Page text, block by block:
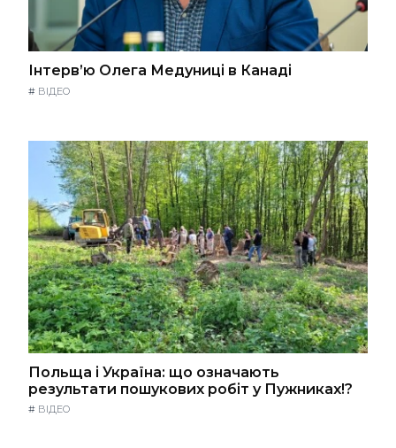
Інтерв’ю Олега Медуниці в Канаді
# ВІДЕО
Польща і Україна: що означають
результати пошукових робіт у Пужниках!?
# ВІДЕО